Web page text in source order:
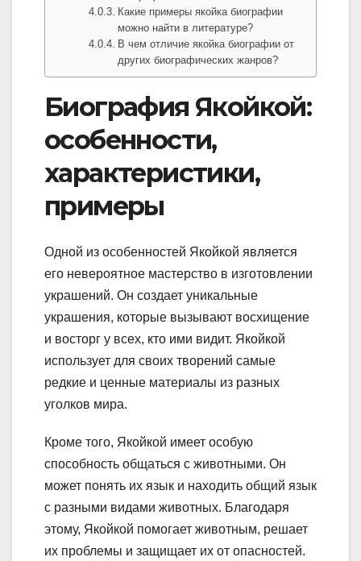
Какие примеры якойка биографии
можно найти в литературе?
В чем отличие якойка биографии от
других биографических жанров?
Биография Якойкой:
особенности,
характеристики,
примеры
Одной из особенностей Якойкой является
его невероятное мастерство в изготовлении
украшений. Он создает уникальные
украшения, которые вызывают восхищение
и восторг у всех, кто ими видит. Якойкой
использует для своих творений самые
редкие и ценные материалы из разных
уголков мира.
Кроме того, Якойкой имеет особую
способность общаться с животными. Он
может понять их язык и находить общий язык
с разными видами животных. Благодаря
этому, Якойкой помогает животным, решает
их проблемы и защищает их от опасностей.